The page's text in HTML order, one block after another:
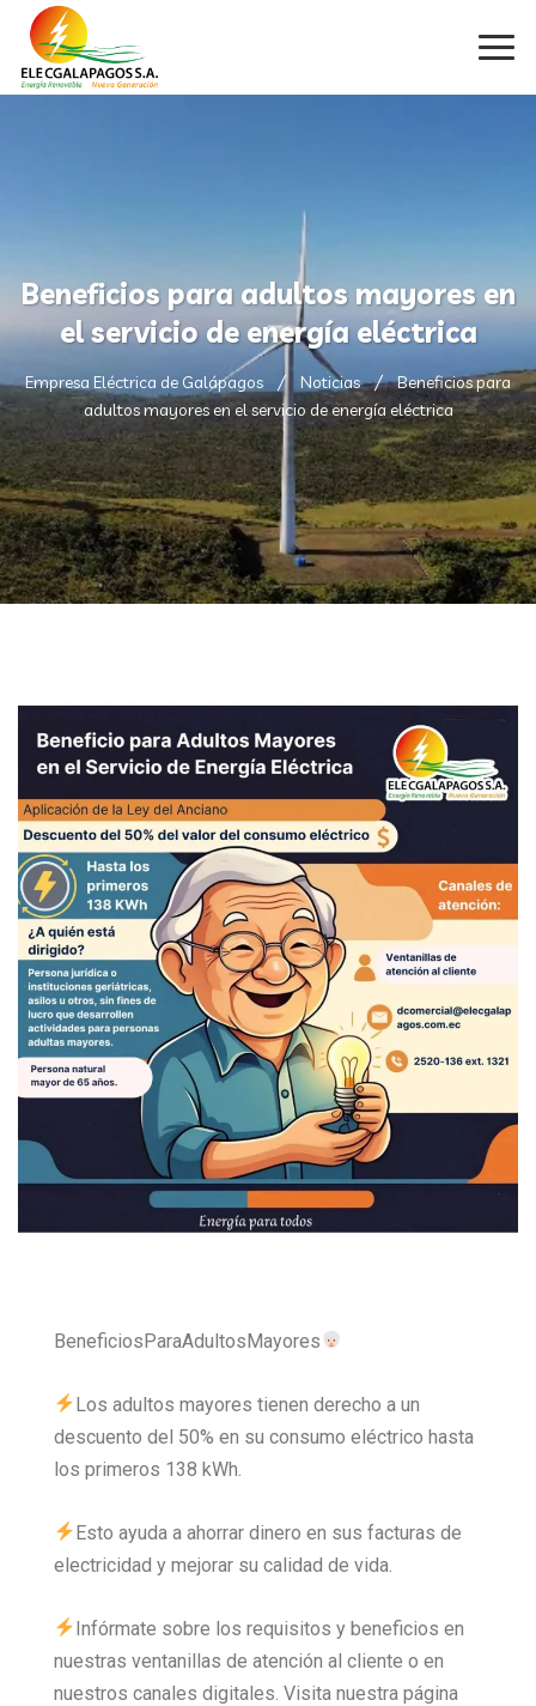
Beneficios para adultos mayores en
el servicio de energía eléctrica
Empresa Eléctrica de Galápagos Noticias
Beneficios para
adultos mayores en el servicio de energía eléctrica
BeneficiosParaAdultosMayores
Los adultos mayores tienen derecho a un
descuento del 50% en su consumo eléctrico hasta
los primeros 138 kWh.
Esto ayuda a ahorrar dinero en sus facturas de
electricidad y mejorar su calidad de vida.
Infórmate sobre los requisitos y beneficios en
nuestras ventanillas de atención al cliente o en
nuestros canales digitales. Visita nuestra página